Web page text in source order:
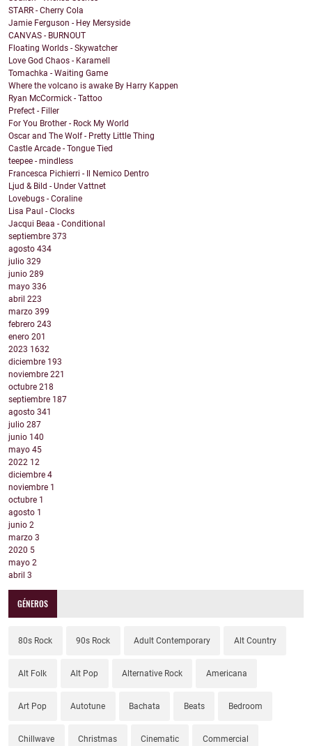
STARR - Cherry Cola
Jamie Ferguson - Hey Mersyside
CANVAS - BURNOUT
Floating Worlds - Skywatcher
Love God Chaos - Karamell
Tomachka - Waiting Game
Where the volcano is awake By Harry Kappen
Ryan McCormick - Tattoo
Prefect - Filler
For You Brother - Rock My World
Oscar and The Wolf - Pretty Little Thing
Castle Arcade - Tongue Tied
teepee - mindless
Francesca Pichierri - Il Nemico Dentro
Ljud & Bild - Under Vattnet
Lovebugs - Coraline
Lisa Paul - Clocks
Jacqui Beaa - Conditional
septiembre 373
agosto 434
julio 329
junio 289
mayo 336
abril 223
marzo 399
febrero 243
enero 201
2023 1632
diciembre 193
noviembre 221
octubre 218
septiembre 187
agosto 341
julio 287
junio 140
mayo 45
2022 12
diciembre 4
noviembre 1
octubre 1
agosto 1
junio 2
marzo 3
2020 5
mayo 2
abril 3
GÉNEROS
80s Rock 90s Rock Adult Contemporary Alt Country
Alt Folk Alt Pop Alternative Rock Americana
Art Pop Autotune Bachata Beats Bedroom
Chillwave Christmas Cinematic Commercial